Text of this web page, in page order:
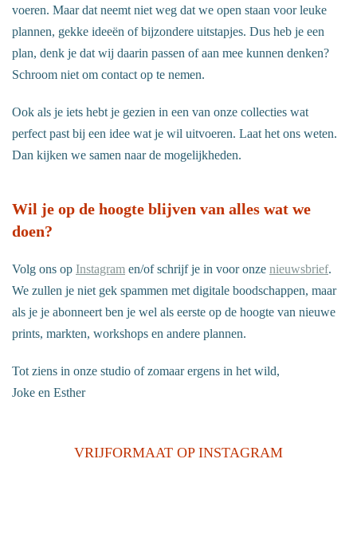
voeren. Maar dat neemt niet weg dat we open staan voor leuke
plannen, gekke ideeën of bijzondere uitstapjes. Dus heb je een
plan, denk je dat wij daarin passen of aan mee kunnen denken?
Schroom niet om contact op te nemen.
Ook als je iets hebt je gezien in een van onze collecties wat
perfect past bij een idee wat je wil uitvoeren. Laat het ons weten.
Dan kijken we samen naar de mogelijkheden.
Wil je op de hoogte blijven van alles wat we
doen?
Volg ons op Instagram en/of schrijf je in voor onze nieuwsbrief.
We zullen je niet gek spammen met digitale boodschappen, maar
als je je abonneert ben je wel als eerste op de hoogte van nieuwe
prints, markten, workshops en andere plannen.
Tot ziens in onze studio of zomaar ergens in het wild,
Joke en Esther
VRIJFORMAAT OP INSTAGRAM